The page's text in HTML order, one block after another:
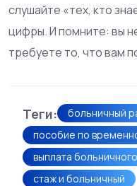
слушайте «тех, кто
цифры. И помните: вы
требуете то, что вам
Теги:
больничный
пособие по
выплата больничного
стаж и больничный